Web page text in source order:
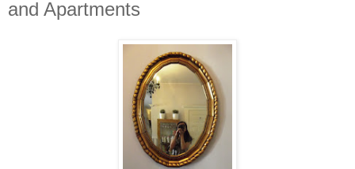
and Apartments